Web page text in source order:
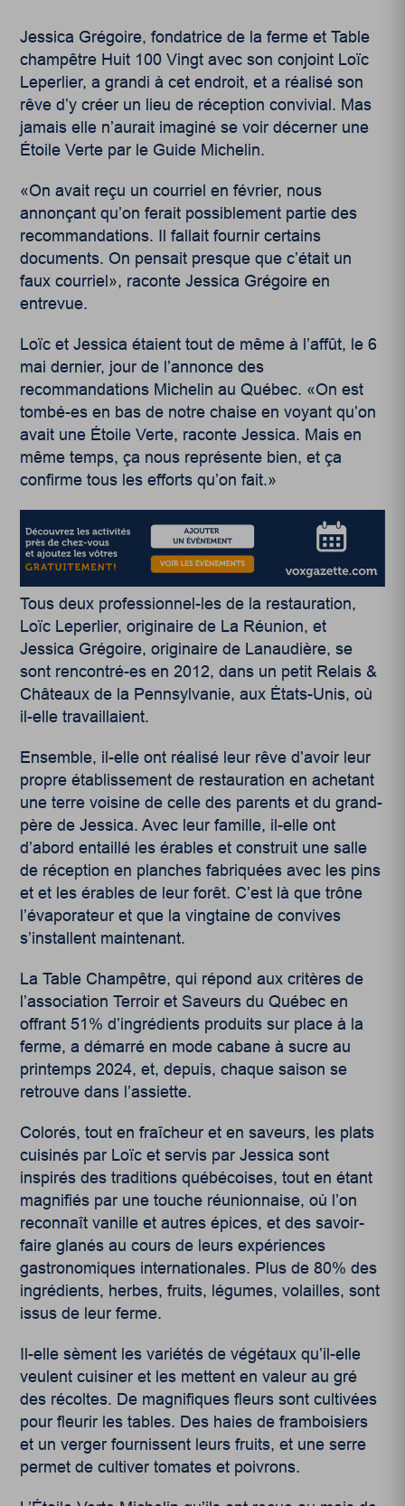
Jessica Grégoire, fondatrice de la ferme et Table
champêtre Huit 100 Vingt avec son conjoint Loïc
Leperlier, a grandi à cet endroit, et a réalisé son
rêve d’y créer un lieu de réception convivial. Mas
jamais elle n’aurait imaginé se voir décerner une
Étoile Verte par le Guide Michelin.
«On avait reçu un courriel en février, nous
annonçant qu’on ferait possiblement partie des
recommandations. Il fallait fournir certains
documents. On pensait presque que c’était un
faux courriel», raconte Jessica Grégoire en
entrevue.
Loïc et Jessica étaient tout de même à l’affût, le 6
mai dernier, jour de l’annonce des
recommandations Michelin au Québec. «On est
tombé-es en bas de notre chaise en voyant qu’on
avait une Étoile Verte, raconte Jessica. Mais en
même temps, ça nous représente bien, et ça
confirme tous les efforts qu’on fait.»
Tous deux professionnel-les de la restauration,
Loïc Leperlier, originaire de La Réunion, et
Jessica Grégoire, originaire de Lanaudière, se
sont rencontré-es en 2012, dans un petit Relais &
Châteaux de la Pennsylvanie, aux États-Unis, où
il-elle travaillaient.
Ensemble, il-elle ont réalisé leur rêve d’avoir leur
propre établissement de restauration en achetant
une terre voisine de celle des parents et du grand-
père de Jessica. Avec leur famille, il-elle ont
d’abord entaillé les érables et construit une salle
de réception en planches fabriquées avec les pins
et et les érables de leur forêt. C’est là que trône
l’évaporateur et que la vingtaine de convives
s’installent maintenant.
La Table Champêtre, qui répond aux critères de
l’association Terroir et Saveurs du Québec en
offrant 51% d’ingrédients produits sur place à la
ferme, a démarré en mode cabane à sucre au
printemps 2024, et, depuis, chaque saison se
retrouve dans l’assiette.
Colorés, tout en fraîcheur et en saveurs, les plats
cuisinés par Loïc et servis par Jessica sont
inspirés des traditions québécoises, tout en étant
magnifiés par une touche réunionnaise, où l’on
reconnaît vanille et autres épices, et des savoir-
faire glanés au cours de leurs expériences
gastronomiques internationales. Plus de 80% des
ingrédients, herbes, fruits, légumes, volailles, sont
issus de leur ferme.
Il-elle sèment les variétés de végétaux qu’il-elle
veulent cuisiner et les mettent en valeur au gré
des récoltes. De magnifiques fleurs sont cultivées
pour fleurir les tables. Des haies de framboisiers
et un verger fournissent leurs fruits, et une serre
permet de cultiver tomates et poivrons.